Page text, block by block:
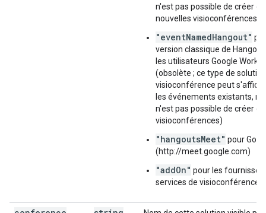
n'est pas possible de créer de
nouvelles visioconférences)
"eventNamedHangout"
version classique de
les utilisateurs Google
(obsolète ; ce type de
visioconférence peut
les événements existants,
n'est pas possible de créer de
visioconférences)
"hangoutsMeet" pour
(http://meet.google.com)
"addOn" pour les
services de visioconférence